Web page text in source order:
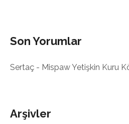
Son Yorumlar
Sertaç - Mispaw Yetişkin Kuru
Arşivler